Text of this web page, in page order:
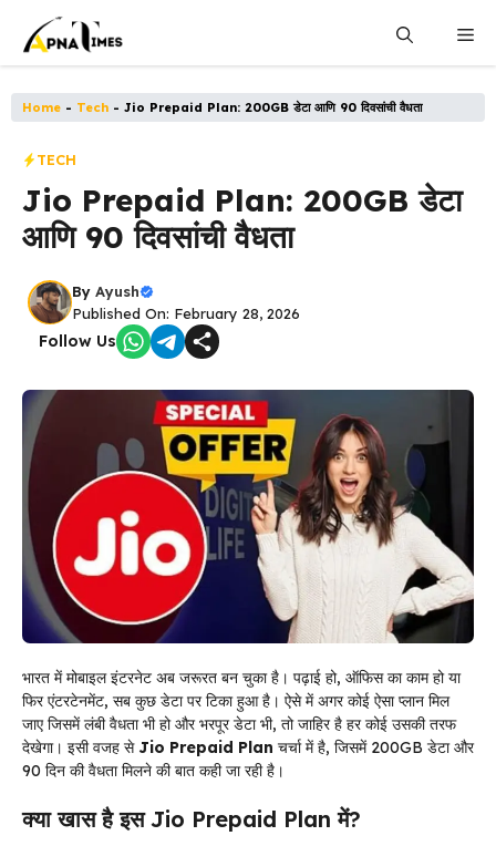
content
Home - Tech - Jio Prepaid Plan: 200GB डेटा आणि 90 दिवसांची वैधता
TECH
Jio Prepaid Plan: 200GB डेटा
आणि 90 दिवसांची वैधता
By Ayush
Published On: February 28, 2026
Follow Us
भारत में मोबाइल इंटरनेट अब जरूरत बन चुका है। पढ़ाई हो, ऑफिस का काम हो या
फिर एंटरटेनमेंट, सब कुछ डेटा पर टिका हुआ है। ऐसे में अगर कोई ऐसा प्लान मिल
जाए जिसमें लंबी वैधता भी हो और भरपूर डेटा भी, तो जाहिर है हर कोई उसकी तरफ
देखेगा। इसी वजह से Jio Prepaid Plan चर्चा में है, जिसमें 200GB डेटा और
90 दिन की वैधता मिलने की बात कही जा रही है।
क्या खास है इस Jio Prepaid Plan में?